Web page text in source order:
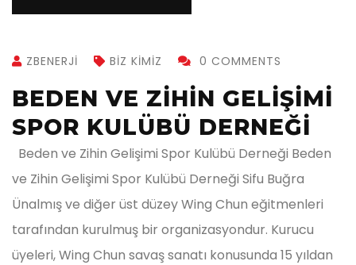
ZBENERJI BIZ KIMIZ 0 COMMENTS
BEDEN VE ZİHİN GELİŞİMİ
SPOR KULÜBÜ DERNEĞİ
Beden ve Zihin Gelişimi Spor Kulübü Derneği Beden
ve Zihin Gelişimi Spor Kulübü Derneği Sifu Buğra
Ünalmış ve diğer üst düzey Wing Chun eğitmenleri
tarafından kurulmuş bir organizasyondur. Kurucu
üyeleri, Wing Chun savaş sanatı konusunda 15 yıldan